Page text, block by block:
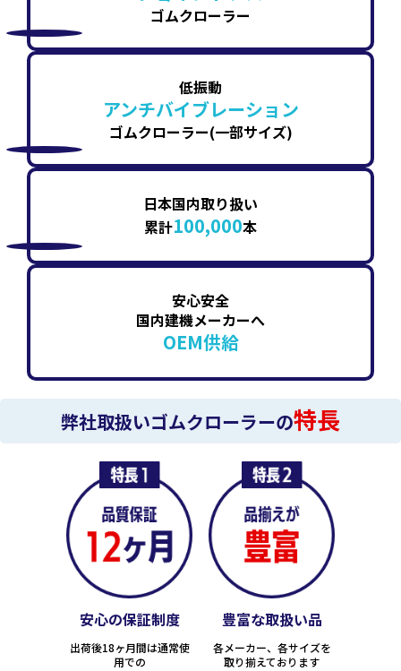
ゴムクローラー
低振動
アンチバイブレーション
ゴムクローラー(一部サイズ)
日本国内取り扱い
累計100,000本
安心安全
国内建機メーカーへ
OEM供給
弊社取扱いゴムクローラーの特長
安心の保証制度
出荷後18ヶ月間は通常使
用での
豊富な取扱い品
各メーカー、各サイズを
取り揃えております